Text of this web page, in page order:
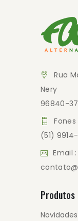
Rua
Nery
96840-
(51)
Email :
Produtos
Novidades